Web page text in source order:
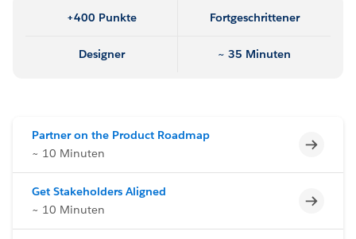
+400 Punkte Fortgeschrittener
Designer ~ 35 Minuten
Partner on the Product Roadmap
~ 10 Minuten
Get Stakeholders Aligned
~ 10 Minuten